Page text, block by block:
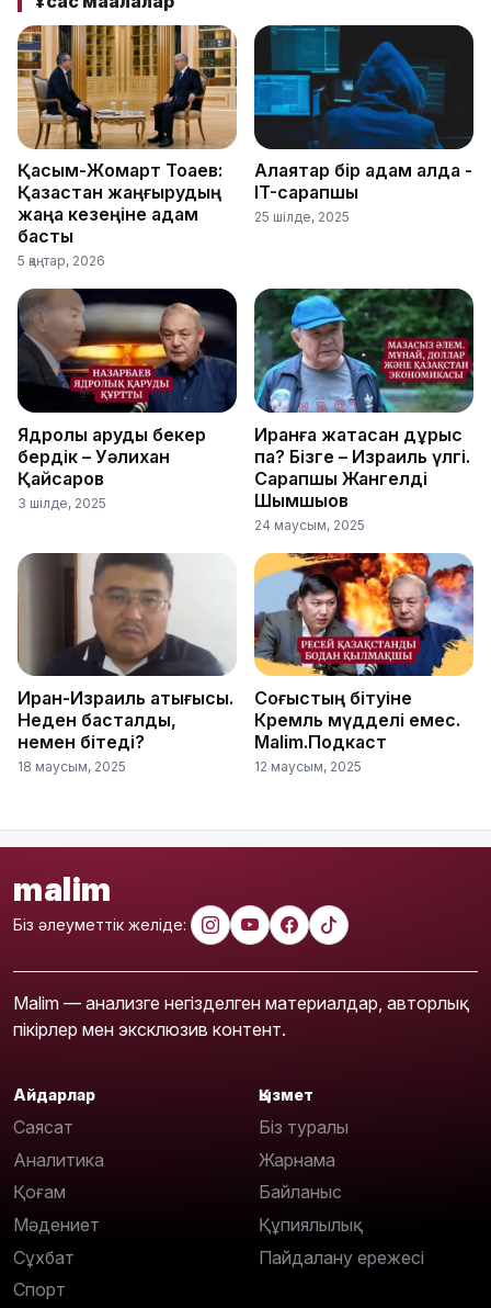
Қасым-Жомарт Тоқаев:
Қазақстан жаңғырудың
жаңа кезеңіне қадам
басты
5 қаңтар, 2026
Алаяқтар бір қадам алда -
IT-сарапшы
25 шілде, 2025
Ядролық қаруды бекер
бердік – Уәлихан
Қайсаров
3 шілде, 2025
Иранға жақтасқан дұрыс
па? Бізге – Израиль үлгі.
Сарапшы Жангелді
Шымшықов
24 маусым, 2025
Иран-Израиль қақтығысы.
Неден басталды,
немен бітеді?
18 маусым, 2025
Соғыстың бітуіне
Кремль мүдделі емес.
Malim.Подкаст
12 маусым, 2025
malim
Біз әлеуметтік желіде:
Malim — анализге негізделген материалдар, авторлық
пікірлер мен эксклюзив контент.
Айдарлар
Саясат
Аналитика
Қоғам
Мәдениет
Сұхбат
Спорт
Қызмет
Біз туралы
Жарнама
Байланыс
Құпиялылық
Пайдалану ережесі